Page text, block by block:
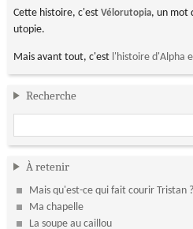
Cette histoire, c'est Vélorutopia, un mot
utopie.
Mais avant tout, c'est l'histoire d'Alpha
Recherche
À retenir
Mais qu'est-ce qui fait courir Tristan ?
Ma chapelle
La soupe au caillou